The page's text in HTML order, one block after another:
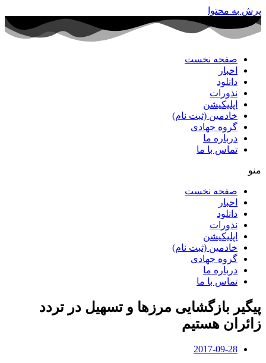
پرش به محتوا
صفحه نخست
اخبار
دانلود
نذورات
اپلیکیشن
خادمین (ثبت نام)
گروه جهادی
درباره ما
تماس با ما
منو
صفحه نخست
اخبار
دانلود
نذورات
اپلیکیشن
خادمین (ثبت نام)
گروه جهادی
درباره ما
تماس با ما
پیگیر بازگشایی مرزها و تسهیل در تردد
زائران هستیم
2017-09-28